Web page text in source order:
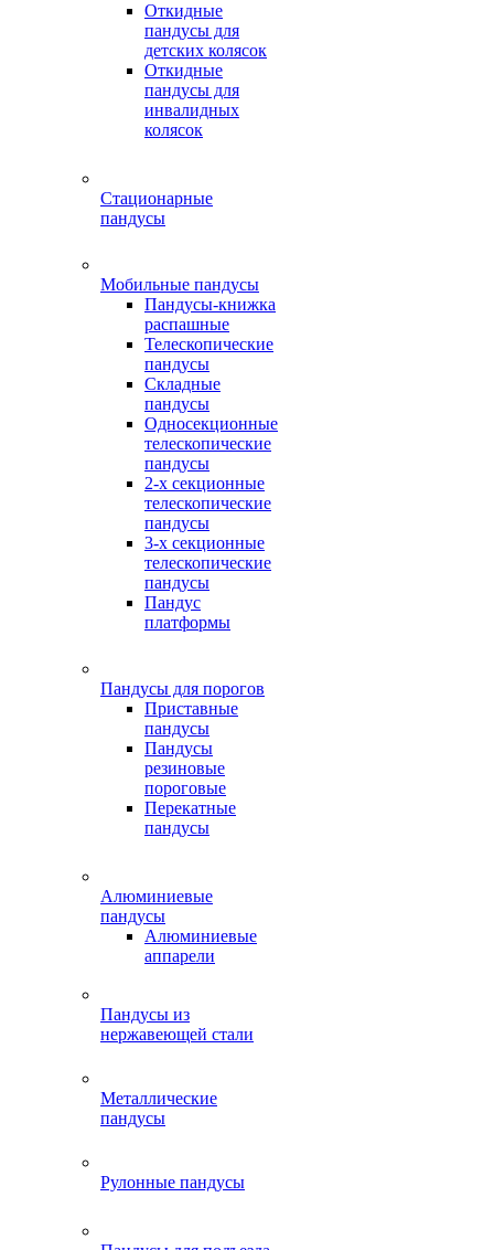
Откидные
пандусы для
детских колясок
Откидные
пандусы для
инвалидных
колясок
Стационарные
пандусы
Мобильные пандусы
Пандусы-книжка
распашные
Телескопические
пандусы
Складные
пандусы
Односекционные
телескопические
пандусы
2-х секционные
телескопические
пандусы
3-х секционные
телескопические
пандусы
Пандус
платформы
Пандусы для порогов
Приставные
пандусы
Пандусы
резиновые
пороговые
Перекатные
пандусы
Алюминиевые
пандусы
Алюминиевые
аппарели
Пандусы из
нержавеющей стали
Металлические
пандусы
Рулонные пандусы